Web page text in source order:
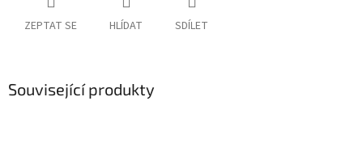
ZEPTAT SE HLÍDAT SDÍLET
Související produkty